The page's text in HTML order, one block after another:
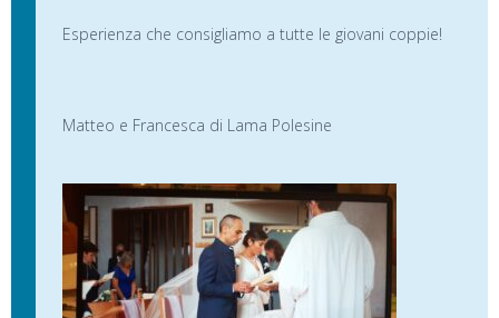
Esperienza che consigliamo a tutte le giovani coppie!
Matteo e Francesca di Lama Polesine